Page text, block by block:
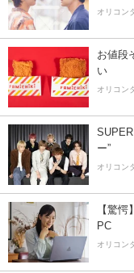
オリコン
お値段
い
オリコン
ー”
オリコン
【驚
PC
オリコン